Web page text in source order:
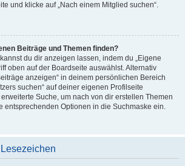
und klicke auf „Nach einem Mitglied suchen“.
Beiträge und Themen finden?
du dir anzeigen lassen, indem du „Eigene
oben auf der Boardseite auswählst. Alternativ
anzeigen“ in deinem persönlichen Bereich
suchen“ auf deiner eigenen Profilseite
Suche, um nach von dir erstellen Themen
entsprechenden Optionen in die Suchmaske ein.